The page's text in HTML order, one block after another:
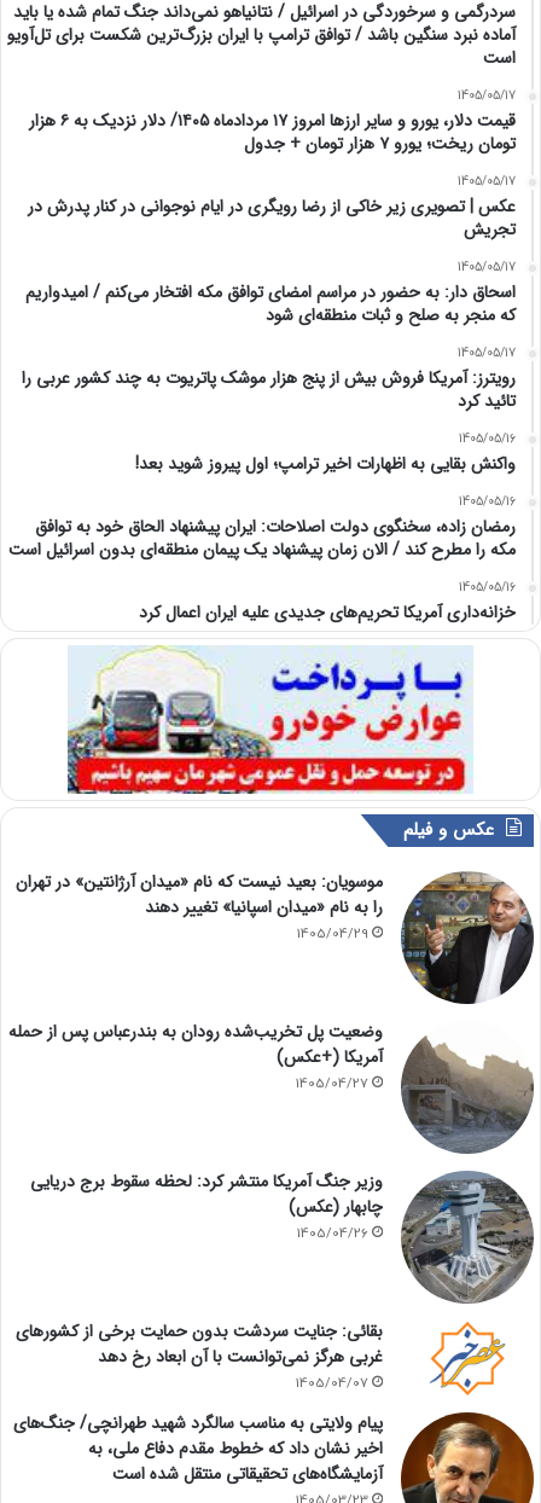
سردرگمی و سرخوردگی در اسرائیل / نتانیاهو نمی‌داند جنگ تمام شده یا باید
آماده نبرد سنگین باشد / توافق ترامپ با ایران بزرگ‌ترین شکست برای تل‌آویو
است
1405/05/17
قیمت دلار، یورو و سایر ارزها امروز ۱۷ مردادماه ۱۴۰۵/ دلار نزدیک به ۶ هزار
تومان ریخت؛ یورو ۷ هزار تومان + جدول
1405/05/17
عکس | تصویری زیر خاکی از رضا رویگری در ایام نوجوانی در کنار پدرش در
تجریش
1405/05/17
اسحاق‌ دار: به حضور در مراسم امضای توافق مکه افتخار می‌کنم / امیدواریم
که منجر به صلح و ثبات منطقه‌ای شود
1405/05/17
رویترز: آمریکا فروش بیش از پنج هزار موشک پاتریوت به چند کشور عربی را
تائید کرد
1405/05/16
واکنش بقایی به اظهارات اخیر ترامپ؛ اول پیروز شوید بعد!
1405/05/16
رمضان زاده، سخنگوی دولت اصلاحات: ایران پیشنهاد الحاق خود به توافق
مکه را مطرح کند / الان زمان پیشنهاد یک پیمان منطقه‌ای بدون اسرائیل است
1405/05/16
خزانه‌داری آمریکا تحریم‌های جدیدی علیه ایران اعمال کرد
عکس و فیلم
موسویان: بعید نیست که نام «میدان آرژانتین» در تهران
را به نام «میدان اسپانیا» تغییر دهند
1405/04/29
وضعیت پل تخریب‌شده رودان به بندرعباس پس از حمله
آمریکا (+عکس)
1405/04/27
وزیر جنگ آمریکا منتشر کرد: لحظه سقوط برج دریایی
چابهار (عکس)
1405/04/26
بقائی: جنایت سردشت بدون حمایت برخی از کشورهای
غربی هرگز نمی‌توانست با آن ابعاد رخ دهد
1405/04/07
پیام ولایتی به مناسب سالگرد شهید طهرانچی/ جنگ‌های
اخیر نشان داد که خطوط مقدم دفاع ملی، به
آزمایشگاه‌های تحقیقاتی منتقل شده است